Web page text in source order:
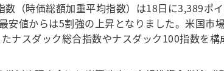
（時価総額加重平均指数）は18日に3,389ポ
安値からは5割強の上昇となりました。米国
ナスダック総合指数やナスダック100指数を